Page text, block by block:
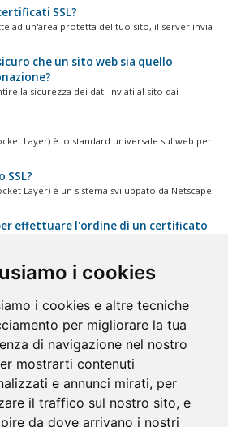
i cookies
i cookies e altre tecniche
per migliorare la tua
di navigazione nel nostro
mostrarti contenuti
e annunci mirati, per
il traffico sul nostro sito, e
da dove arrivano i nostri
SSL?
ad un'area protetta del tuo sito, il server invia
che un sito web sia quello
la sicurezza dei dati inviati al sito dai
Layer) è lo standard universale sul web per
SSL?
Layer) è un sistema sviluppato da Netscape
effettuare l'ordine di un certificato
occorre quanto segue: Un dominio, FQDN